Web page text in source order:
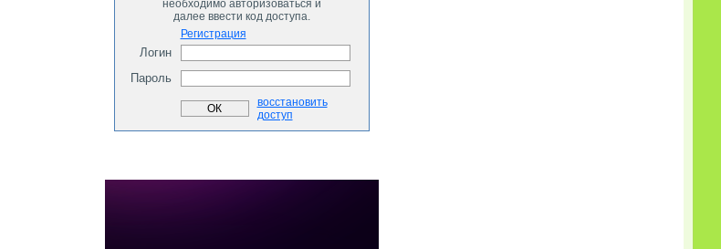
необходимо авторизоваться и
далее ввести код доступа.
Регистрация
Логин
Пароль
восстановить
доступ